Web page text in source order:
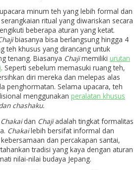
minum teh yang lebih formal dan
ritual yang diwariskan secara
beberapa aturan yang ketat.
biasanya bisa berlangsung hingga 4
teh khusus yang dirancang untuk
tenang. Biasanya Chajimemiliki urutan
. Seperti sebelum memasuki ruang teh,
diri mereka dan melepas alas
penghormatan. Selama upacara, teh
menggunakan peralatan khusus
chashaku.
Chakaidan Chajiadalah tingkat formalitas
Chakailebih bersifat informal dan
dan percakapan santai,
tradisi yang kaya dengan aturan
nilai-nilai budaya Jepang.